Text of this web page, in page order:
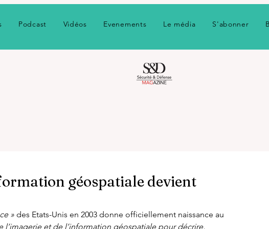
Podcast Vidéos Evenements Le média S'abonner
géospatiale devient
» des Etats-Unis en 2003 donne officiellement naissance au
l’imagerie et de l’information géospatiale pour décrire,